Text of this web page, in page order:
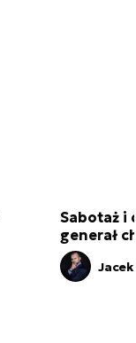
Sabotaż i
generał